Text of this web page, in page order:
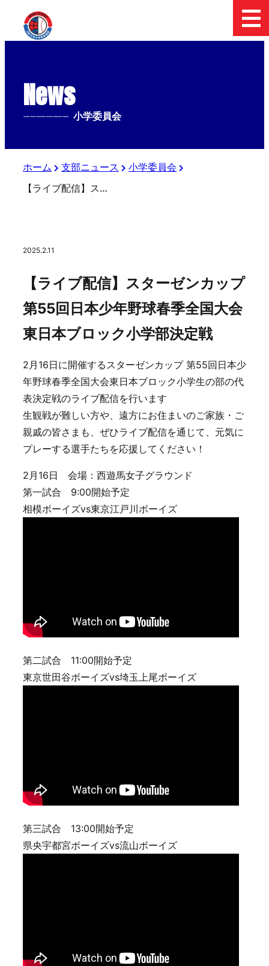
News
-------------- 小学委員会
ホーム 支部ニュース
小学委員会
【ライブ配信】スターゼンカップ第55回日本少年野球春季全国大会東日本ブロック小学部決定戦
2025.2.11
【ライブ配信】スターゼンカップ
第55回日本少年野球春季全国大会
東日本ブロック小学部決定戦
2月16日に開催するスターゼンカップ 第55回日本少
年野球春季全国大会東日本ブロック小学生の部の代
表決定戦のライブ配信を行います
生観戦が難しい方や、遠方にお住まいのご家族・ご
親戚の皆さまも、ぜひライブ配信を通じて、元気に
プレーする選手たちを応援してください！
2月16日 会場：西遊馬女子グラウンド
第一試合 9:00開始予定
相模ボーイズvs東京江戸川ボーイズ
第二試合 11:00開始予定
東京世田谷ボーイズvs埼玉上尾ボーイズ
第三試合 13:00開始予定
県央宇都宮ボーイズvs流山ボーイズ